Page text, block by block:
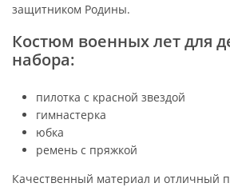
защитником Родины.
Костюм военных лет для
набора:
пилотка с красной звездой
гимнастерка
юбка
ремень с пряжкой
Качественный материал и отличный